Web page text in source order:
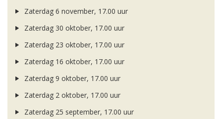
Zaterdag 6 november, 17.00 uur
Zaterdag 30 oktober, 17.00 uur
Zaterdag 23 oktober, 17.00 uur
Zaterdag 16 oktober, 17.00 uur
Zaterdag 9 oktober, 17.00 uur
Zaterdag 2 oktober, 17.00 uur
Zaterdag 25 september, 17.00 uur